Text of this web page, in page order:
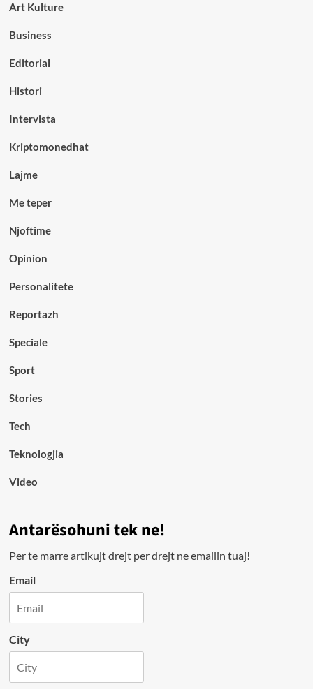
Art Kulture
Business
Editorial
Histori
Intervista
Kriptomonedhat
Lajme
Me teper
Njoftime
Opinion
Personalitete
Reportazh
Speciale
Sport
Stories
Tech
Teknologjia
Video
Antarësohuni tek ne!
Per te marre artikujt drejt per drejt ne emailin tuaj!
Email
City